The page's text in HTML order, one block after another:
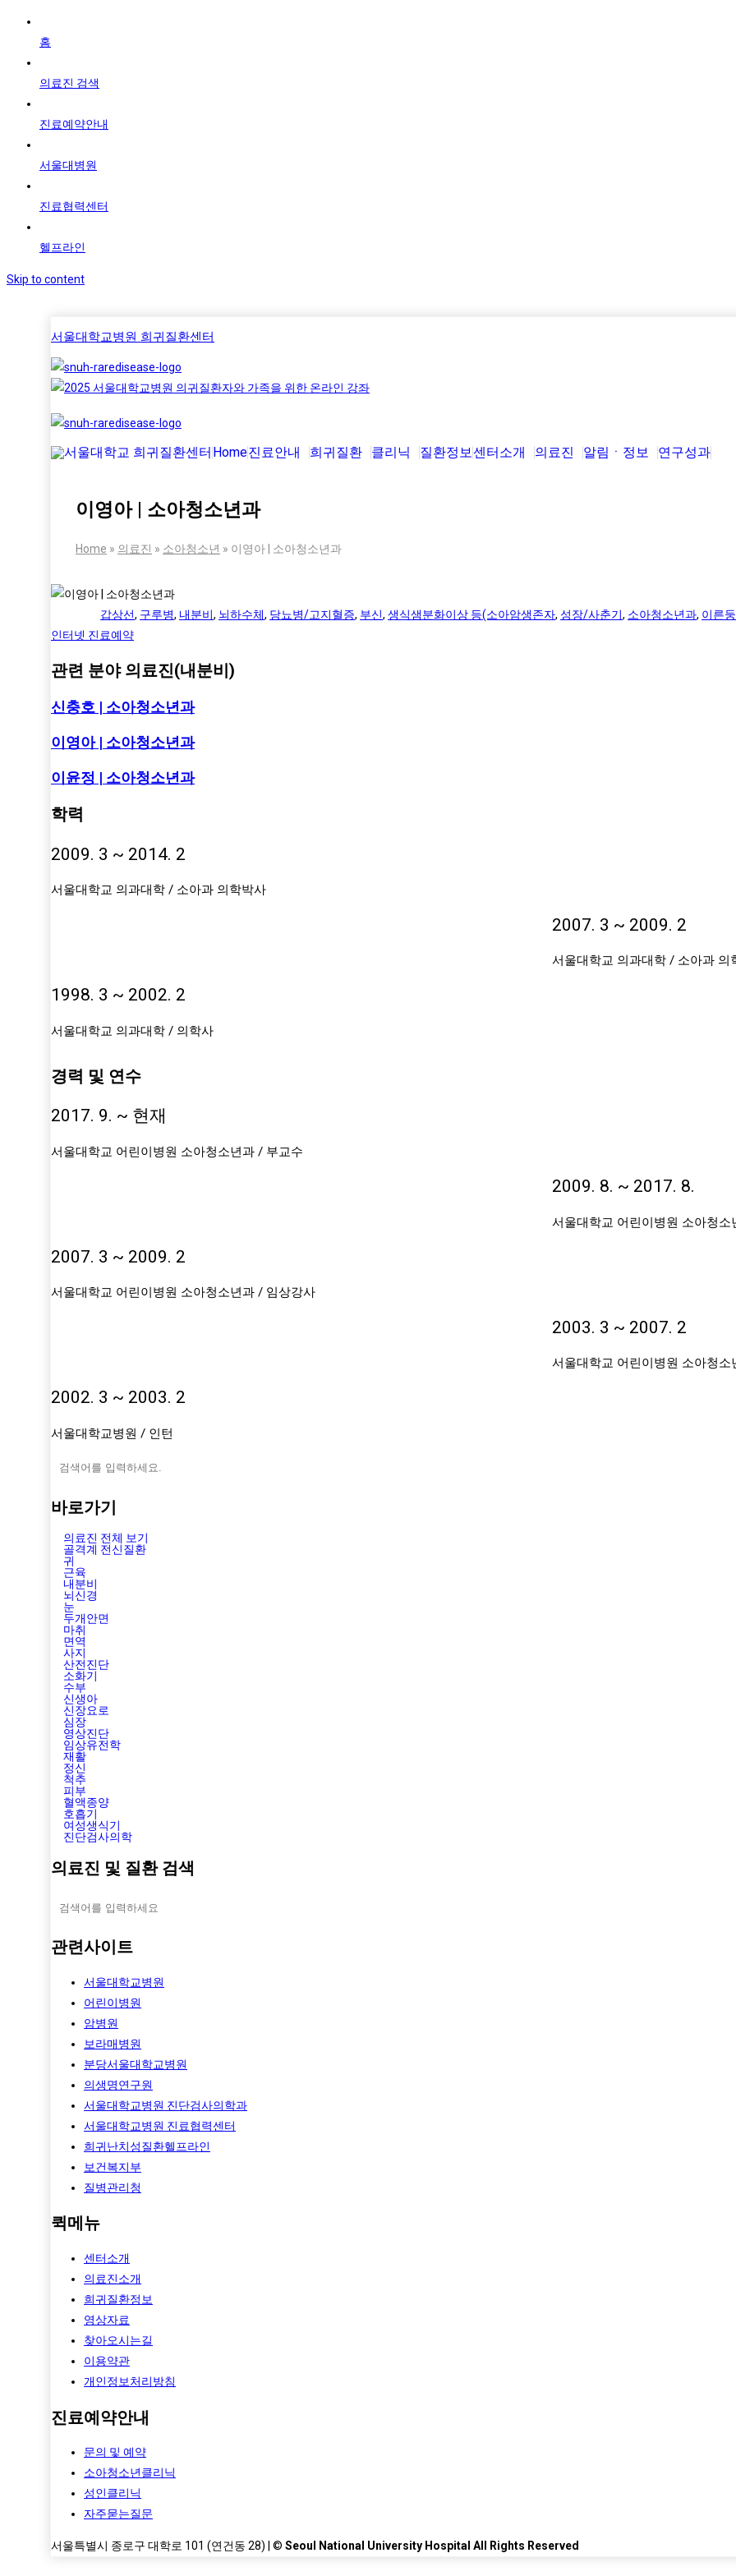
홈
의료진 검색
진료예약안내
서울대병원
진료협력센터
헬프라인
Skip to content
서울대학교병원 희귀질환센터
Home진료안내 희귀질환 클리닉 질환정보센터소개 의료진 알림ㆍ정보 연구성과
이영아 | 소아청소년과
Home » 의료진 » 소아청소년 » 이영아 | 소아청소년과
갑상선, 구루병, 내분비, 뇌하수체, 당뇨병/고지혈증, 부신, 생식샘분화이상 등(소아암생존자, 성장/사춘기, 소아청소년과, 이른
인터넷 진료예약
관련 분야 의료진(내분비)
신충호 | 소아청소년과
이영아 | 소아청소년과
이윤정 | 소아청소년과
학력
2009. 3 ~ 2014. 2
서울대학교 의과대학 / 소아과 의학박사
2007. 3 ~ 2009. 2
서울대학교 의과대학 / 소아과 의
1998. 3 ~ 2002. 2
서울대학교 의과대학 / 의학사
경력 및 연수
2017. 9. ~ 현재
서울대학교 어린이병원 소아청소년과 / 부교수
2009. 8. ~ 2017. 8.
서울대학교 어린이병원 소아청소
2007. 3 ~ 2009. 2
서울대학교 어린이병원 소아청소년과 / 임상강사
2003. 3 ~ 2007. 2
서울대학교 어린이병원 소아청소
2002. 3 ~ 2003. 2
서울대학교병원 / 인턴
바로가기
의료진 전체 보기
골격계 전신질환
귀
근육
내분비
뇌신경
눈
두개안면
마취
면역
사지
산전진단
소화기
수부
신생아
신장요로
심장
영상진단
임상유전학
재활
정신
척추
피부
혈액종양
호흡기
여성생식기
진단검사의학
의료진 및 질환 검색
관련사이트
서울대학교병원
어린이병원
암병원
보라매병원
분당서울대학교병원
의생명연구원
서울대학교병원 진단검사의학과
서울대학교병원 진료협력센터
희귀난치성질환헬프라인
보건복지부
질병관리청
퀵메뉴
센터소개
의료진소개
희귀질환정보
영상자료
찾아오시는길
이용약관
개인정보처리방침
진료예약안내
문의 및 예약
소아청소년클리닉
성인클리닉
자주묻는질문
서울특별시 종로구 대학로 101 (연건동 28) | © Seoul National University Hospital All Rights Reserved